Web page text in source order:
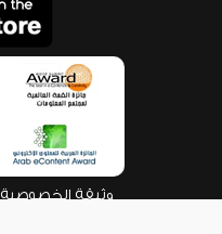
وثيقة الخصوصية